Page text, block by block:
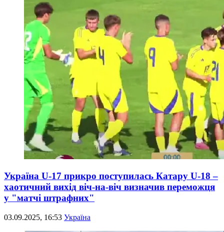
Україна U-17 прикро поступилась Катару U-18 –
хаотичний вихід віч-на-віч визначив переможця
у "матчі штрафних"
03.09.2025, 16:53 Україна